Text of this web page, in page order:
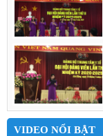
VIDEO NỔI BẬT